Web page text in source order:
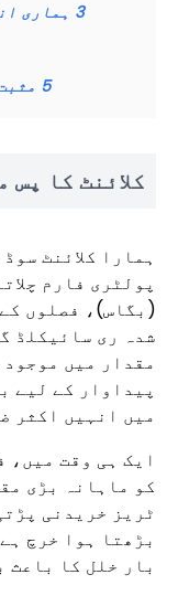
3 ہماری
5
کلائنٹ کا
ہمارا کلائنٹ
پولٹری فارم
(بگاس)، فصلوں
شدہ ری سائیکلڈ
مقدار میں
پیداوار کے لیے
میں انہیں اکثر
ایک ہی وقت میں،
کو ماہانہ بڑی
ٹریز خریدنی
بڑھتا ہوا خرچ
بار خلل کا باعث